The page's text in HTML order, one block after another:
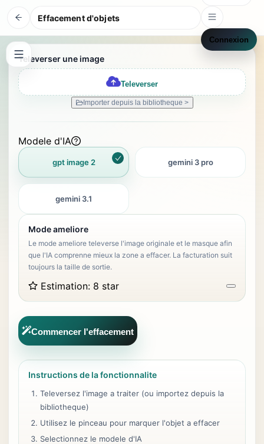
Effacement d'objets
Connexion
Televerser une image
Televerser
Importer depuis la bibliotheque >
Modele d'IA
gpt image 2 gemini 3 pro
gemini 3.1
Mode ameliore
Le mode ameliore televerse l'image originale et le masque afin
que l'IA comprenne mieux la zone a effacer. La facturation suit
toujours la taille de sortie.
Estimation: 8 star
Commencer l'effacement
Instructions de la fonctionnalite
Televersez l'image a traiter (ou importez depuis la
bibliotheque)
Utilisez le pinceau pour marquer l'objet a effacer
Selectionnez le modele d'IA